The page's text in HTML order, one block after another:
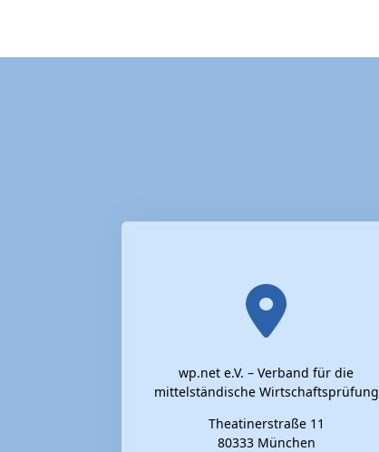
wp.net e.V. – Verband für die
mittelständische Wirtschaftsprüfung
Theatinerstraße 11
80333 München